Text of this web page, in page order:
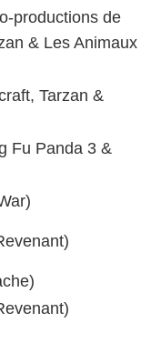
productions de
& Les Animaux
Tarzan &
Fu Panda 3 &